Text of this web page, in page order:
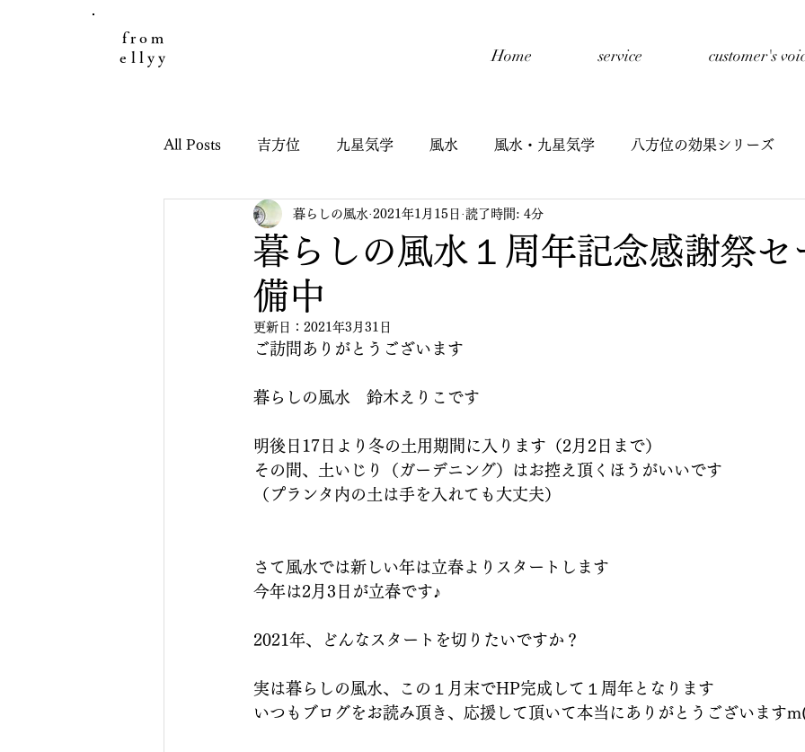
from
ellyy
Home service customer's
All Posts 吉方位 九星気学 風水 風水・九星気学 八方位の効果シリーズ
日々のこと お客様の声 開催報告 禅タロットセッション
引っ越し鑑定 子どもと九星氣学
干支九星吉方位 干支九星 イヤーリーディング
暮らしの風水１周年記念感謝祭セ
備中
暮らしの風水 2021年1月15日 読了時間: 4分
更新日： 2021年3月31日
ご訪問ありがとうございます
暮らしの風水　鈴木えりこです
明後日17日より冬の土用期間に入ります（2月2日まで）
その間、土いじり（ガーデニング）はお控え頂くほうがいいです
（プランタ内の土は手を入れても大丈夫）
さて風水では新しい年は立春よりスタートします
今年は2月3日が立春です♪
2021年、どんなスタートを切りたいですか？
実は暮らしの風水、この１月末でHP完成して１周年となります
いつもブログをお読み頂き、応援して頂いて本当にありがとうございます